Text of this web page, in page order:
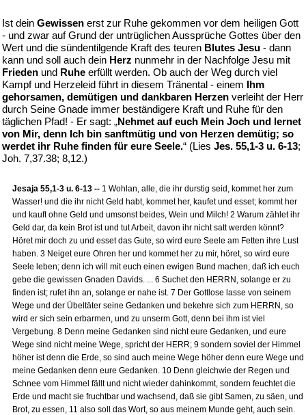
Ist dein Gewissen erst zur Ruhe gekommen vor dem heiligen Gott
- und zwar auf Grund der untrüglichen Aussprüche Gottes über den
Wert und die sündentilgende Kraft des teuren Blutes Jesu - dann
kann und soll auch dein Herz nunmehr in der Nachfolge Jesu mit
Frieden und Ruhe erfüllt werden. Ob auch der Weg durch viel
Kampf und Herzeleid führt in diesem Tränental - einem Ihm
gehorsamen, demütigen und dankbaren Herzen verleiht der Herr
durch Seine Gnade immer beständigere Kraft und Ruhe für den
täglichen Pfad! - Er sagt: „Nehmet auf euch Mein Joch und lernet
von Mir, denn Ich bin sanftmütig und von Herzen demütig; so
werdet ihr Ruhe finden für eure Seele.“ (Lies Jes. 55,1-3 u. 6-13;
Joh. 7,37.38; 8,12.)
Jesaja 55,1-3 u. 6-13 -- 1 Wohlan, alle, die ihr durstig seid, kommet her zum
Wasser! und die ihr nicht Geld habt, kommet her, kaufet und esset; kommt her
und kauft ohne Geld und umsonst beides, Wein und Milch! 2 Warum zählet ihr
Geld dar, da kein Brot ist und tut Arbeit, davon ihr nicht satt werden könnt?
Höret mir doch zu und esset das Gute, so wird eure Seele am Fetten ihre Lust
haben. 3 Neiget eure Ohren her und kommet her zu mir, höret, so wird eure
Seele leben; denn ich will mit euch einen ewigen Bund machen, daß ich euch
gebe die gewissen Gnaden Davids. ... 6 Suchet den HERRN, solange er zu
finden ist; rufet ihn an, solange er nahe ist. 7 Der Gottlose lasse von seinem
Wege und der Übeltäter seine Gedanken und bekehre sich zum HERRN, so
wird er sich sein erbarmen, und zu unserm Gott, denn bei ihm ist viel
Vergebung. 8 Denn meine Gedanken sind nicht eure Gedanken, und eure
Wege sind nicht meine Wege, spricht der HERR; 9 sondern soviel der Himmel
höher ist denn die Erde, so sind auch meine Wege höher denn eure Wege und
meine Gedanken denn eure Gedanken. 10 Denn gleichwie der Regen und
Schnee vom Himmel fällt und nicht wieder dahinkommt, sondern feuchtet die
Erde und macht sie fruchtbar und wachsend, daß sie gibt Samen, zu säen, und
Brot, zu essen, 11 also soll das Wort, so aus meinem Munde geht, auch sein.